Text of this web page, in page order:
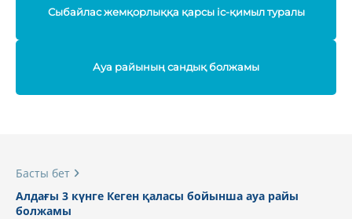
Сыбайлас жемқорлыққа қарсы іс-қимыл туралы
Ауа райының сандық болжамы
Басты бет
Алдағы 3 күнге Кеген қаласы бойынша ауа райы
болжамы